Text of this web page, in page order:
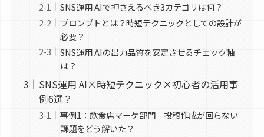
SNS運用 AIで押さえるべき3カテゴリは何？
プロンプトとは？時短テクニックとしての設計が
必要？
SNS運用 AIの出力品質を安定させるチェック軸
は？
SNS運用 AI×時短テクニック×初心者の活用事
例6選？
事例1：飲食店マーケ部門｜投稿作成が回らない
課題をどう解いた？